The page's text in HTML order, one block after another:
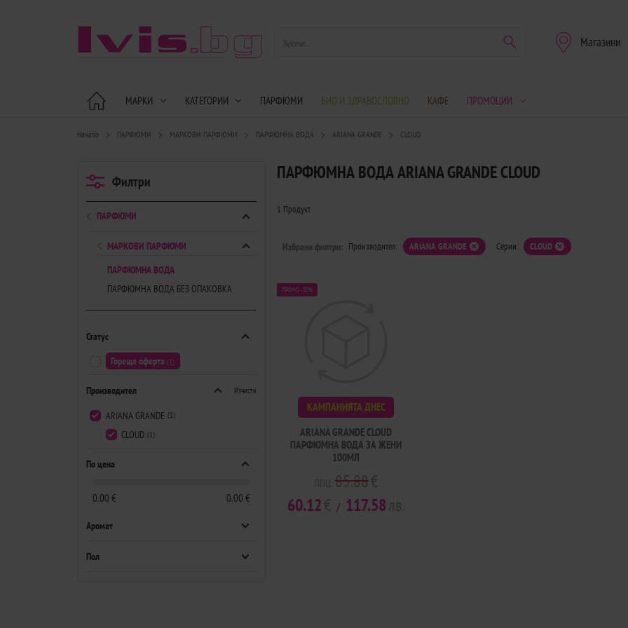
Магазини
КАТЕГОРИИ ПАРФЮМИ БИО И ЗДРАВОСЛОВНО КАФЕ ПРОМОЦИИ
МАРКИ
Начало ПАРФЮМИ МАРКОВИ ПАРФЮМИ ПАРФЮМНА ВОДА ARIANA GRANDE CLOUD
ПАРФЮМНА ВОДА ARIANA GRANDE CLOUD
1 Продукт
Избрани филтри: Производител: ARIANA GRANDE Серии: CLOUD
КАМПАНИЯТА ДНЕС
ARIANA GRANDE CLOUD
ПАРФЮМНА ВОДА ЗА ЖЕНИ
100МЛ
85.88
60.12
/ 117.58
ПРОМО -30%
Филтри
ПАРФЮМИ
МАРКОВИ ПАРФЮМИ
ПАРФЮМНА ВОДА
ПАРФЮМНА ВОДА БЕЗ ОПАКОВКА
Статус
Гореща оферта (1)
Производител Изчисти
ARIANA GRANDE (1)
CLOUD (1)
По цена
0.00 € 0.00 €
Аромат
Пол